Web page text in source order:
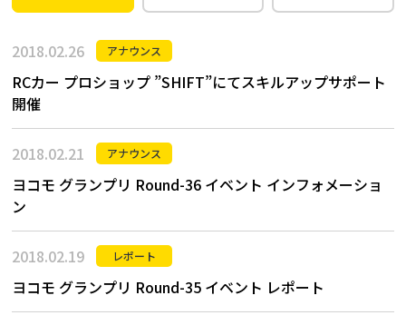
2018.02.26 アナウンス
RCカー プロショップ ”SHIFT”にてスキルアップサポート
開催
2018.02.21 アナウンス
ヨコモ グランプリ Round-36 イベント インフォメーショ
ン
2018.02.19 レポート
ヨコモ グランプリ Round-35 イベント レポート